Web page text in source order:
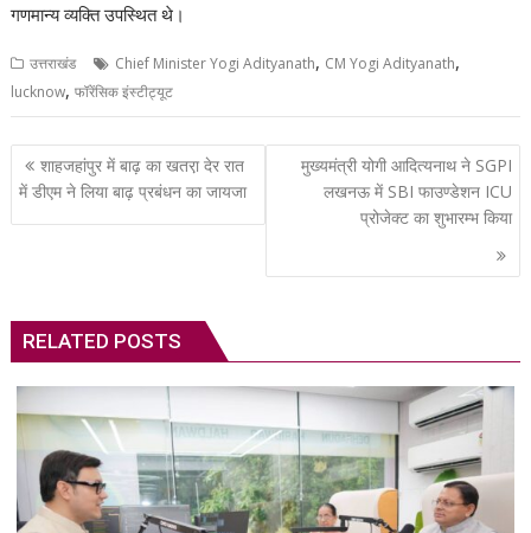
गणमान्य व्यक्ति उपस्थित थे।
उत्तराखंड Chief Minister Yogi Adityanath, CM Yogi Adityanath,
lucknow,फॉरेंसिक इंस्टीट्यूट
Post
navigation
शाहजहांपुर में बाढ़ का खतरा़ देर रात
में डीएम ने लिया बाढ़ प्रबंधन का जायजा
मुख्यमंत्री योगी आदित्यनाथ ने SGPI
लखनऊ में SBI फाउण्डेशन ICU
प्रोजेक्ट का शुभारम्भ किया
RELATED POSTS